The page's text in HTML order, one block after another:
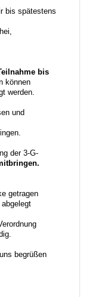
bis spätestens
bis
können
werden.
und
der 3-G-
getragen
begrüßen